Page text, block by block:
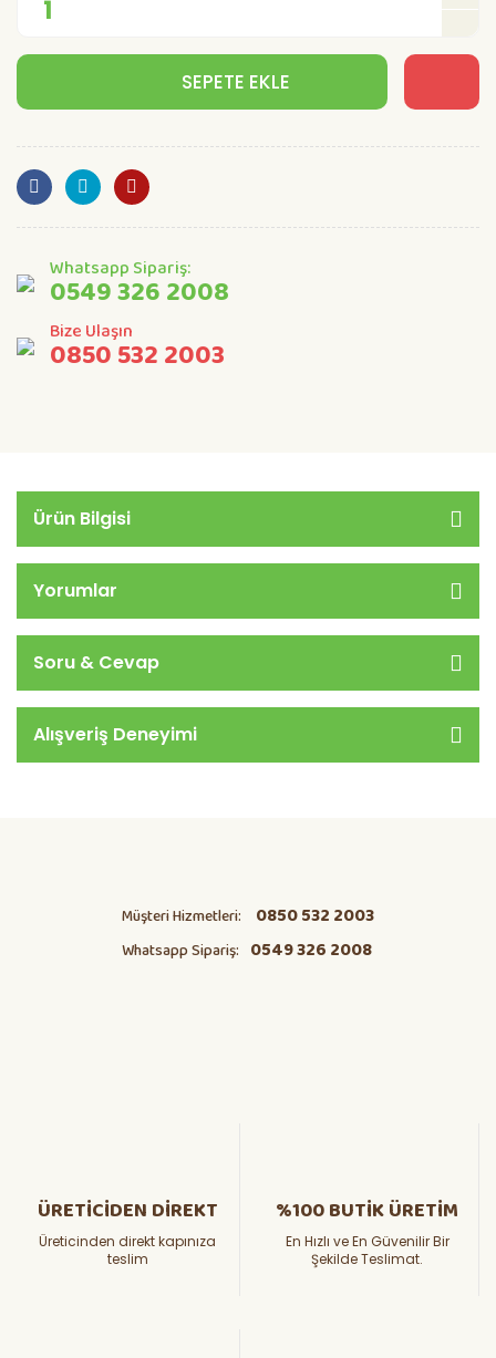
SEPETE EKLE
Whatsapp Sipariş:
0549 326 2008
Bize Ulaşın
0850 532 2003
Ürün Bilgisi
Yorumlar
Soru & Cevap
Alışveriş Deneyimi
Müşteri Hizmetleri: 0850 532 2003
Whatsapp Sipariş: 0549 326 2008
ÜRETİCİDEN DİREKT
Üreticinden direkt kapınıza
teslim
%100 BUTİK ÜRETİM
En Hızlı ve En Güvenilir Bir
Şekilde Teslimat.